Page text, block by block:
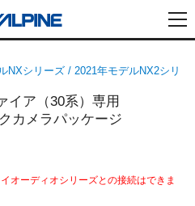
NXシリーズ / 2021年モデルNX2シリ
イア（30系）専用
カメラパッケージ
オーディオシリーズとの接続はできま